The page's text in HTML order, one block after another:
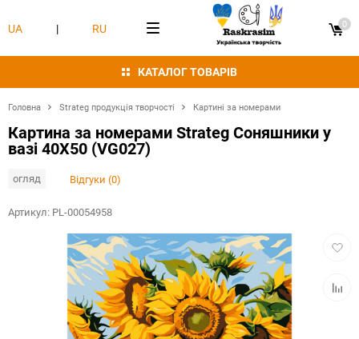
КАТАЛОГ ТОВАРІВ
UA | RU 0
Головна Strateg продукція творчості Картині за номерами
Картина за номерами Strateg Соняшники у
вазі 40Х50 (VG027)
огляд Відгуки (0)
Артикул: PL-00054958